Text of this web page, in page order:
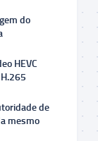
do
HEVC
de
mesmo